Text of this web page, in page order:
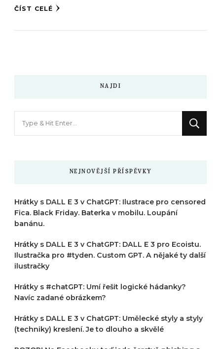
ČÍST CELÉ
NAJDI
NEJNOVĚJŠÍ PŘÍSPĚVKY
Hrátky s DALL E 3 v ChatGPT: Ilustrace pro censored
Fica. Black Friday. Baterka v mobilu. Loupání
banánu.
Hrátky s DALL E 3 v ChatGPT: DALL E 3 pro Ecoistu.
Ilustračka pro #tyden. Custom GPT. A nějaké ty další
ilustračky
Hrátky s #chatGPT: Umí řešit logické hádanky?
Navíc zadané obrázkem?
Hrátky s DALL E 3 v ChatGPT: Umělecké styly a styly
(techniky) kreslení. Je to dlouho a skvělé